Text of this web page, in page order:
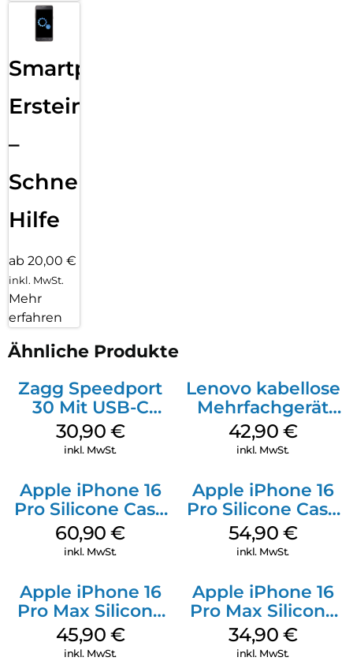
Smartphone
Ersteinrichtung
–
Schnelle
Hilfe
ab 20,00 €
inkl. MwSt.
Mehr
erfahren
Ähnliche Produkte
Zagg Speedport
30 Mit USB-C
Kabel Weiß
30,90 €
inkl. MwSt.
Lenovo kabellose
Mehrfachgerät
Luna Grey
42,90 €
inkl. MwSt.
Apple iPhone 16
Pro Silicone Case
MagSafe Stone
Gray
60,90€
inkl. MwSt.
Apple iPhone 16
Pro Silicone Case
MagSafe Black
54,90 €
inkl. MwSt.
Apple iPhone 16
Pro Max Silicone
Case MagSafe
Ultramarine
45,90 €
inkl. MwSt.
Apple iPhone 16
Pro Max Silicone
Case MagSafe
Denim
34,90 €
inkl. MwSt.